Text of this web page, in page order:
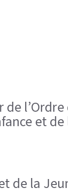
et de
de la